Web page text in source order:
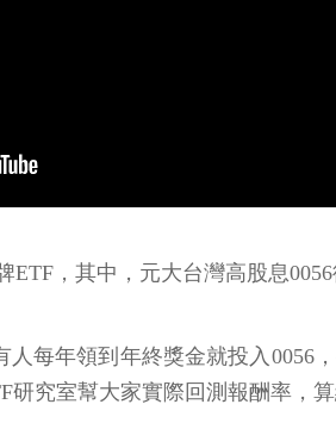
ETF，其中，元大台灣高股息
人每年領到年終獎金就投入0056
研究室幫大家實際回測報酬率，算